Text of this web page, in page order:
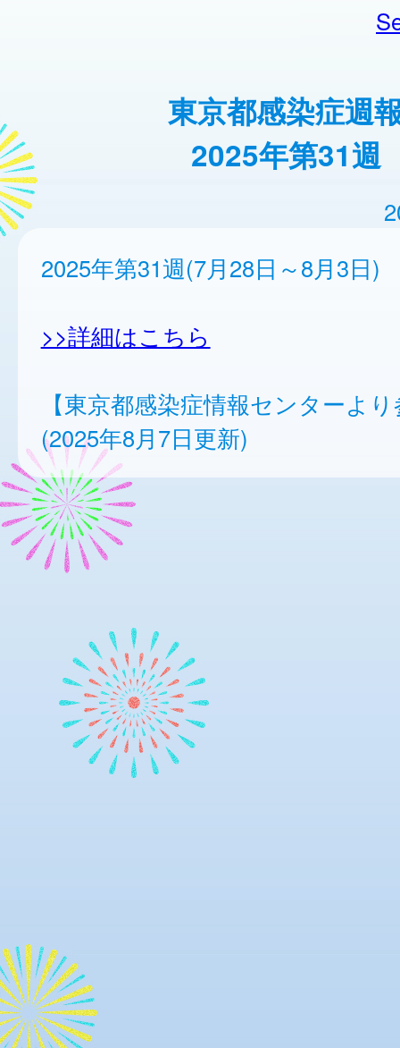
東京都感染症週
2025年第31週
2025年第31週(7月28日～8月3日)
>>詳細はこちら
【東京都感染症情報センターよ
(2025年8月7日更新)